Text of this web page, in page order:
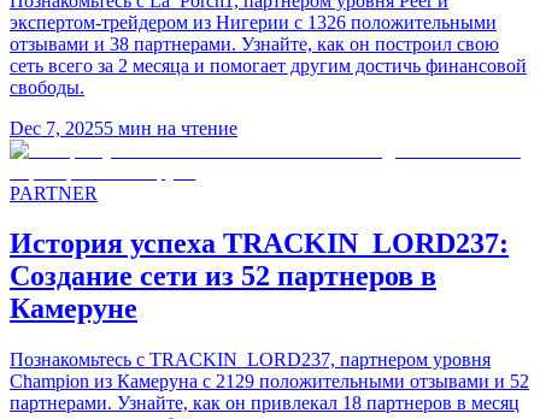
экспертом-трейдером из Нигерии с 1326 положительными
отзывами и 38 партнерами. Узнайте, как он построил свою
сеть всего за 2 месяца и помогает другим достичь финансовой
свободы.
Dec 7, 20255 мин на чтение
PARTNER
История успеха TRACKIN_LORD237:
Создание сети из 52 партнеров в
Камеруне
Познакомьтесь с TRACKIN_LORD237, партнером уровня
Champion из Камеруна с 2129 положительными отзывами и 52
партнерами. Узнайте, как он привлекал 18 партнеров в месяц